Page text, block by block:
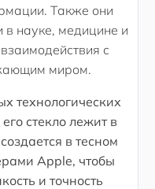
Также они
в науке, медицине и
с
миром.
технологических
стекло лежит в
в тесном
Apple, чтобы
и точность